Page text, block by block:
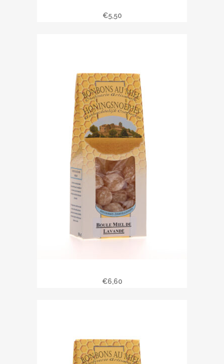
€5,50
€6,60